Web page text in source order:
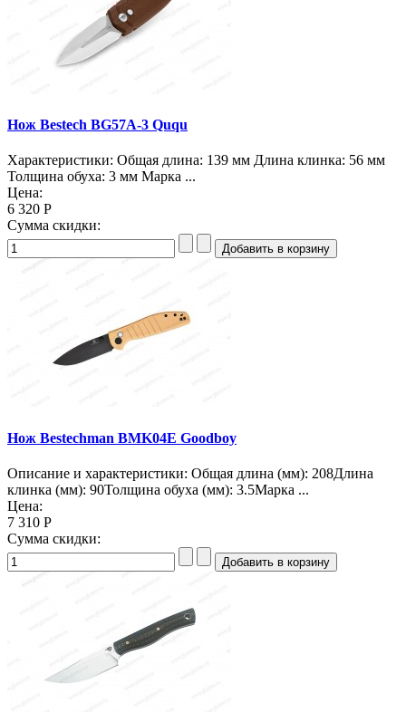
Нож Bestech BG57A-3 Ququ
Характеристики: Общая длина: 139 мм Длина клинка: 56 мм
Толщина обуха: 3 мм Марка ...
Цена:
6 320 Р
Сумма скидки:
Нож Bestechman BMK04E Goodboy
Описание и характеристики: Общая длина (мм): 208Длина
клинка (мм): 90Толщина обуха (мм): 3.5Марка ...
Цена:
7 310 Р
Сумма скидки: